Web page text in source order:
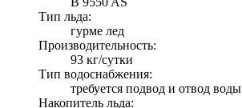
Тип льда:
гурме лед
Производительность:
93 кг/сутки
Тип водоснабжения:
требуется подвод и отвод воды
Накопитель льда: